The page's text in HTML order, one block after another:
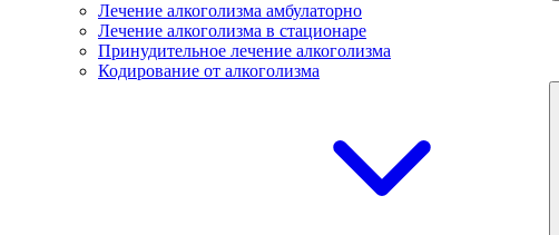
Лечение алкоголизма амбулаторно
Лечение алкоголизма в стационаре
Принудительное лечение алкоголизма
Кодирование от алкоголизма